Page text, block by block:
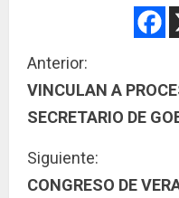
S
i
u
Anterior:
VINCULAN A
SECRETARIO DE
Siguiente:
CONGRESO DE